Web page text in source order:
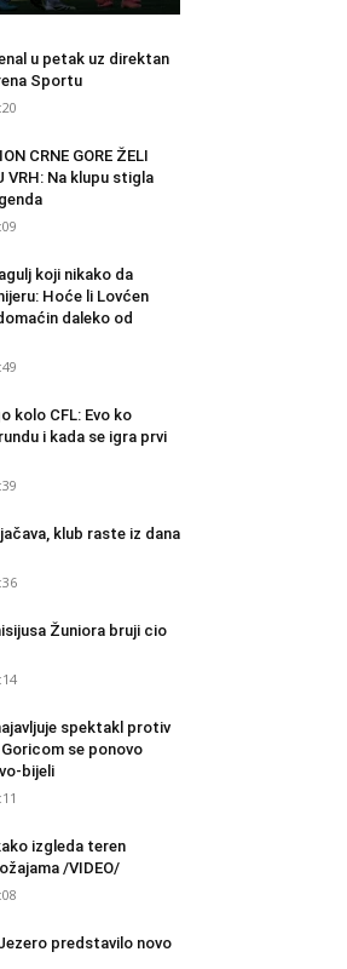
u petak uz direktan
Sportu
CRNE GORE ŽELI
VRH: Na klupu stigla
koji nikako da
Hoće li Lovćen
daleko od
kolo CFL: Evo ko
i kada se igra prvi
klub raste iz dana
Žuniora bruji cio
spektakl protiv
se ponovo
bijeli
izgleda teren
/VIDEO/
predstavilo novo